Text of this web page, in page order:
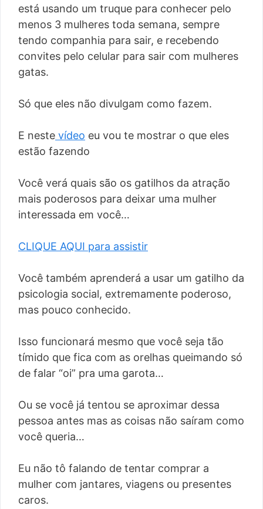
está usando um truque para conhecer pelo
menos 3 mulheres toda semana, sempre
tendo companhia para sair, e recebendo
convites pelo celular para sair com mulheres
gatas.
Só que eles não divulgam como fazem.
E neste vídeo eu vou te mostrar o que eles
estão fazendo
Você verá quais são os gatilhos da atração
mais poderosos para deixar uma mulher
interessada em você…
CLIQUE AQUI para assistir
Você também aprenderá a usar um gatilho da
psicologia social, extremamente poderoso,
mas pouco conhecido.
Isso funcionará mesmo que você seja tão
tímido que fica com as orelhas queimando só
de falar “oi” pra uma garota…
Ou se você já tentou se aproximar dessa
pessoa antes mas as coisas não saíram como
você queria…
Eu não tô falando de tentar comprar a
mulher com jantares, viagens ou presentes
caros.